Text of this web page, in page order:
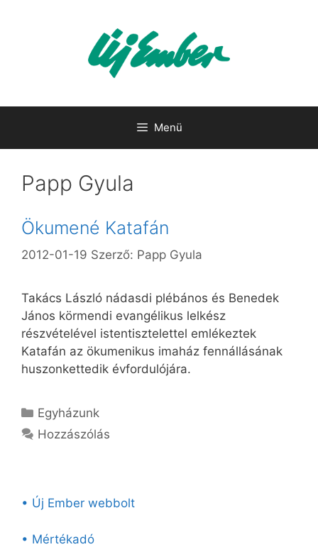
Menü
Papp Gyula
Ökumené Katafán
2012-01-19 Szerző: Papp Gyula
Takács László nádasdi plébános és Benedek
János körmendi evangélikus lelkész
részvételével istentisztelettel emlékeztek
Katafán az ökumenikus imaház fennállásának
huszonkettedik évfordulójára.
Kategória
Egyházunk
Hozzászólás
• Új Ember webbolt
• Mértékadó